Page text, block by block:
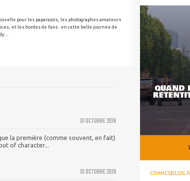
pour les paparazzis, les photographes amateurs
et les hordes de fans : en cette belle journée de
...
01 OCTOBRE 2018
la première (comme souvent, en fait)
of character...
01 OCTOBRE 2018
QUAND